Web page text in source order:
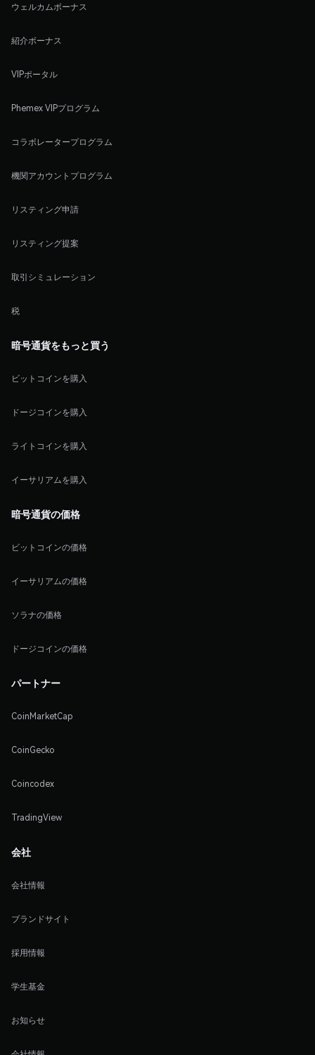
ウェルカムボーナス
紹介ボーナス
VIPポータル
Phemex VIPプログラム
コラボレータープログラム
機関アカウントプログラム
リスティング申請
リスティング提案
取引シミュレーション
税
暗号通貨をもっと買う
ビットコインを購入
ドージコインを購入
ライトコインを購入
イーサリアムを購入
暗号通貨の価格
ビットコインの価格
イーサリアムの価格
ソラナの価格
ドージコインの価格
パートナー
CoinMarketCap
CoinGecko
Coincodex
TradingView
会社
会社情報
ブランドサイト
採用情報
学生基金
お知らせ